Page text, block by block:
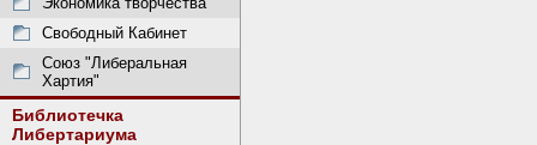
Свободный Кабинет
Союз "Либеральная
Хартия"
Библиотечка
Либертариума